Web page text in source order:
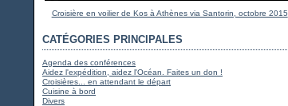
Croisière en voilier de Kos à Athènes via Santorin, octobre 2015
CATÉGORIES PRINCIPALES
Agenda des conférences
Aidez l'expédition, aidez l'Océan. Faites un don !
Croisières... en attendant le départ
Cuisine à bord
Divers